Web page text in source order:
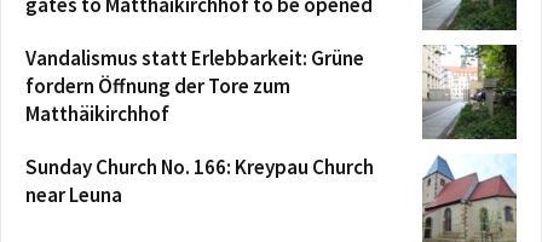
Vandalismus statt Erlebbarkeit: Grüne
fordern Öffnung der Tore zum
Matthäikirchhof
Sunday Church No. 166: Kreypau Church
near Leuna